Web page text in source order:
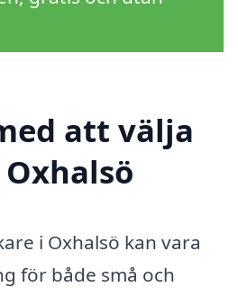
att välja
i Oxhalsö kan vara
för både små och